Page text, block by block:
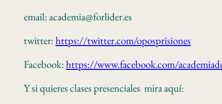
email: academia@forlider.es
twitter:https://twitter.com/oposprisiones
Facebook:https://www.facebook.com/
Y si quieres clases presenciales mira aquí: